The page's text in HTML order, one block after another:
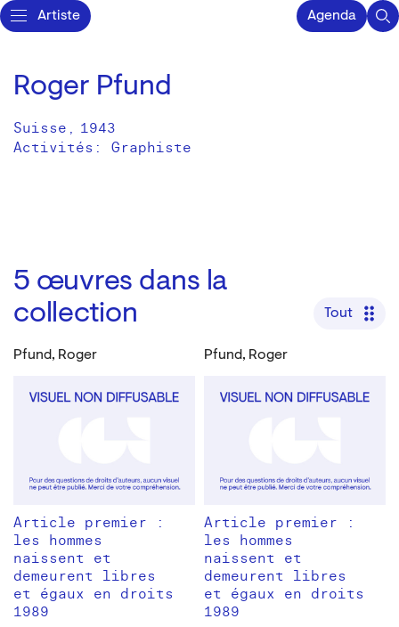
Artiste Agenda
Roger Pfund
Suisse , 1943
Activités: Graphiste
5 œuvres dans la
collection
Tout
Pfund, Roger
Article premier :
les hommes
naissent et
demeurent libres
et égaux en droits
1989
Pfund, Roger
Article premier :
les hommes
naissent et
demeurent libres
et égaux en droits
1989